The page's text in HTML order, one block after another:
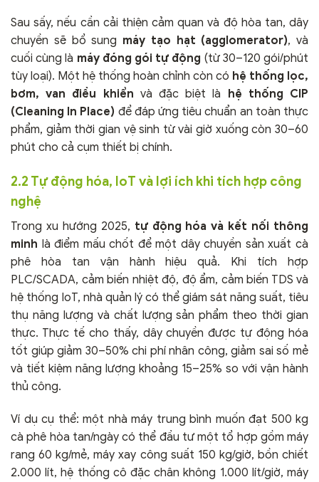
Sau sấy, nếu cần cải thiện cảm quan và độ hòa tan, dây
chuyền sẽ bổ sung máy tạo hạt (agglomerator), và
cuối cùng là máy đóng gói tự động (từ 30–120 gói/phút
tùy loại). Một hệ thống hoàn chỉnh còn có hệ thống lọc,
bơm, van điều khiển và đặc biệt là hệ thống CIP
(Cleaning In Place) để đáp ứng tiêu chuẩn an toàn thực
phẩm, giảm thời gian vệ sinh từ vài giờ xuống còn 30–60
phút cho cả cụm thiết bị chính.
2.2 Tự động hóa, IoT và lợi ích khi tích hợp công
nghệ
Trong xu hướng 2025, tự động hóa và kết nối thông
minh là điểm mấu chốt để một dây chuyền sản xuất cà
phê hòa tan vận hành hiệu quả. Khi tích hợp
PLC/SCADA, cảm biến nhiệt độ, độ ẩm, cảm biến TDS và
hệ thống IoT, nhà quản lý có thể giám sát năng suất, tiêu
thụ năng lượng và chất lượng sản phẩm theo thời gian
thực. Thực tế cho thấy, dây chuyền được tự động hóa
tốt giúp giảm 30–50% chi phí nhân công, giảm sai số mẻ
và tiết kiệm năng lượng khoảng 15–25% so với vận hành
thủ công.
Ví dụ cụ thể: một nhà máy trung bình muốn đạt 500 kg
cà phê hòa tan/ngày có thể đầu tư một tổ hợp gồm máy
rang 60 kg/mẻ, máy xay công suất 150 kg/giờ, bồn chiết
2.000 lít, hệ thống cô đặc chân không 1.000 lít/giờ, máy